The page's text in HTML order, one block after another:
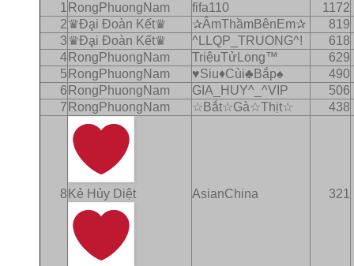
1 RongPhuongNam fifa110
1172
2 ♛Ðḁi Ðoàn Kết♛ ✰ÂmThầmBênEm✰
819
3 ♛Ðḁi Ðoàn Kết♛ ^LLQP_TRUONG^!
618
4 RongPhuongNam TriệuTửLong™
629
5 RongPhuongNam ♥Siu♦Cùi♣Bắp♠
490
6 RongPhuongNam GIA_HUY^_^VIP
506
7 RongPhuongNam ☆Bắt☆Gà☆Thịt☆ 438
8 Kẻ Hủy Diệt AsianChina 321